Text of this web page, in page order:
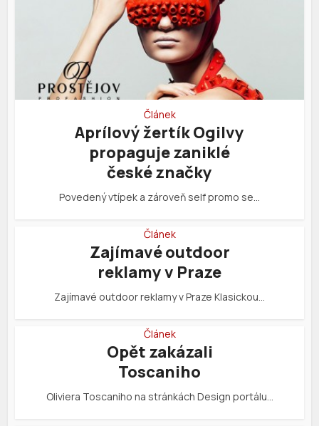
Článek
Aprílový žertík Ogilvy
propaguje zaniklé
české značky
Povedený vtípek a zároveň self promo se…
Článek
Zajímavé outdoor
reklamy v Praze
Zajímavé outdoor reklamy v Praze Klasickou…
Článek
Opět zakázali
Toscaniho
Oliviera Toscaniho na stránkách Design portálu…